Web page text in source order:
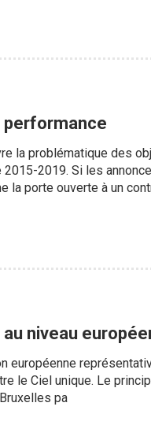
performance
la problématique des
2019. Si les
la porte ouverte à un
niveau
européenne
le Ciel unique. Le
pa